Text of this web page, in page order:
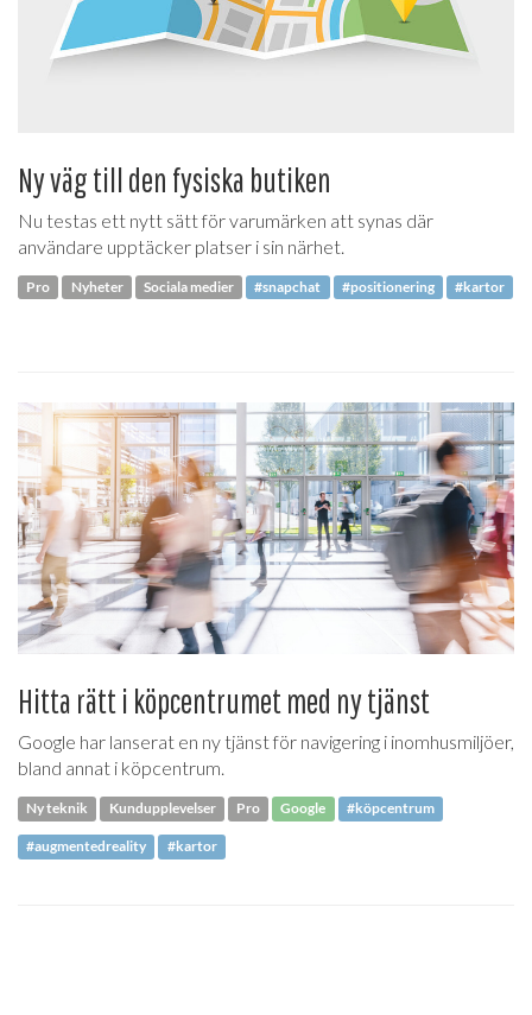
Ny väg till den fysiska butiken
Nu testas ett nytt sätt för varumärken att synas där
användare upptäcker platser i sin närhet.
Pro Nyheter Sociala medier #snapchat #positionering #kartor
Hitta rätt i köpcentrumet med ny tjänst
Google har lanserat en ny tjänst för navigering i inomhusmiljöer,
bland annat i köpcentrum.
Ny teknik Kundupplevelser Pro Google #köpcentrum
#augmentedreality #kartor